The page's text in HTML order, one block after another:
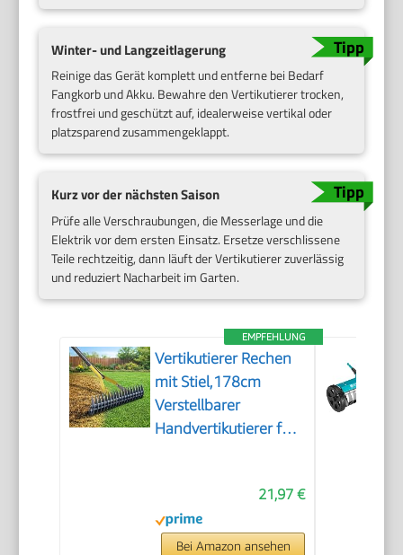
Winter- und Langzeitlagerung
Reinige das Gerät komplett und entferne bei Bedarf
Fangkorb und Akku. Bewahre den Vertikutierer trocken,
frostfrei und geschützt auf, idealerweise vertikal oder
platzsparend zusammengeklappt.
Kurz vor der nächsten Saison
Prüfe alle Verschraubungen, die Messerlage und die
Elektrik vor dem ersten Einsatz. Ersetze verschlissene
Teile rechtzeitig, dann läuft der Vertikutierer zuverlässig
und reduziert Nacharbeit im Garten.
EMPFEHLUNG
Vertikutierer Rechen
mit Stiel,178cm
Verstellbarer
Handvertikutierer für
und Hof, 38cm breiter
Schneidrechen zur
Entfernung von
21,97 €
Bei Amazon ansehen